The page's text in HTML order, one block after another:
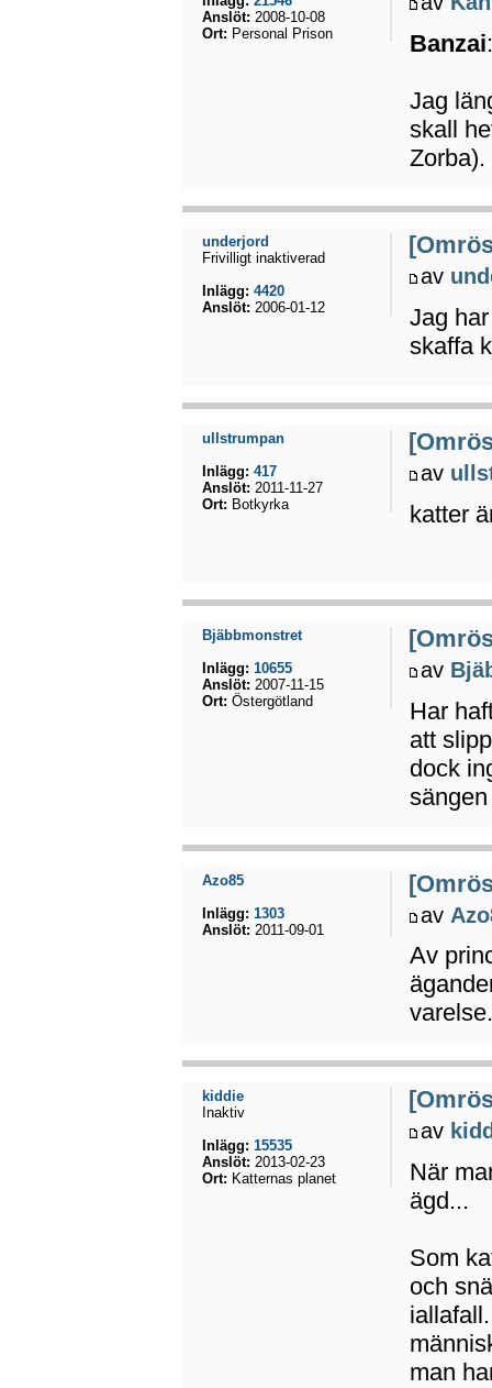
Banzai
Jag
skall
Zorba).
Anslöt: 2008-10-08
Ort: Personal Prison
av
Jag
skaffa
underjord
Frivilligt inaktiverad
Inlägg: 4420
Anslöt: 2006-01-12
av
katter
ullstrumpan
Inlägg: 417
Anslöt: 2011-11-27
Ort: Botkyrka
av
Har
att
dock
Bjäbbmonstret
Inlägg: 10655
Anslöt: 2007-11-15
Ort: Östergötland
av
Av
Azo85
Inlägg: 1303
Anslöt: 2011-09-01
av
När
ägd...
Som
och
man
kiddie
Inaktiv
Inlägg: 15535
Anslöt: 2013-02-23
Ort: Katternas planet